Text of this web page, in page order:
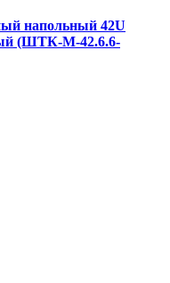
напольный 42U
(ШТК-М-42.6.6-